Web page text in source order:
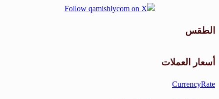
الطقس
أسعار العملات
CurrencyRate